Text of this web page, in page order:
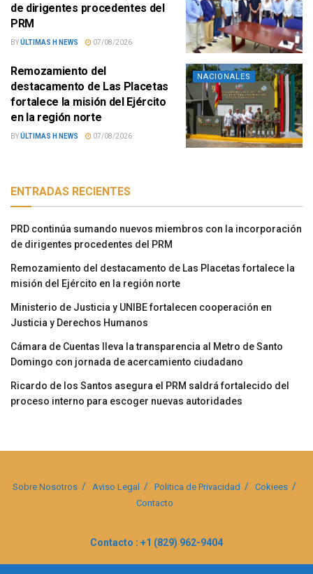
de dirigentes procedentes del
PRM
BYÚLTIMAS H NEWS 07/08/2026
NACIONALES
Remozamiento del
destacamento de Las Placetas
fortalece la misión del Ejército
en la región norte
BYÚLTIMAS H NEWS 07/08/2026
ENTRADAS RECIENTES
PRD continúa sumando nuevos miembros con la incorporación
de dirigentes procedentes del PRM
Remozamiento del destacamento de Las Placetas fortalece la
misión del Ejército en la región norte
Ministerio de Justicia y UNIBE fortalecen cooperación en
Justicia y Derechos Humanos
Cámara de Cuentas lleva la transparencia al Metro de Santo
Domingo con jornada de acercamiento ciudadano
Ricardo de los Santos asegura el PRM saldrá fortalecido del
proceso interno para escoger nuevas autoridades
Sobre Nosotros Aviso Legal Politica de Privacidad
Cokiees
Contacto
Contacto : +1 (829) 962-9404